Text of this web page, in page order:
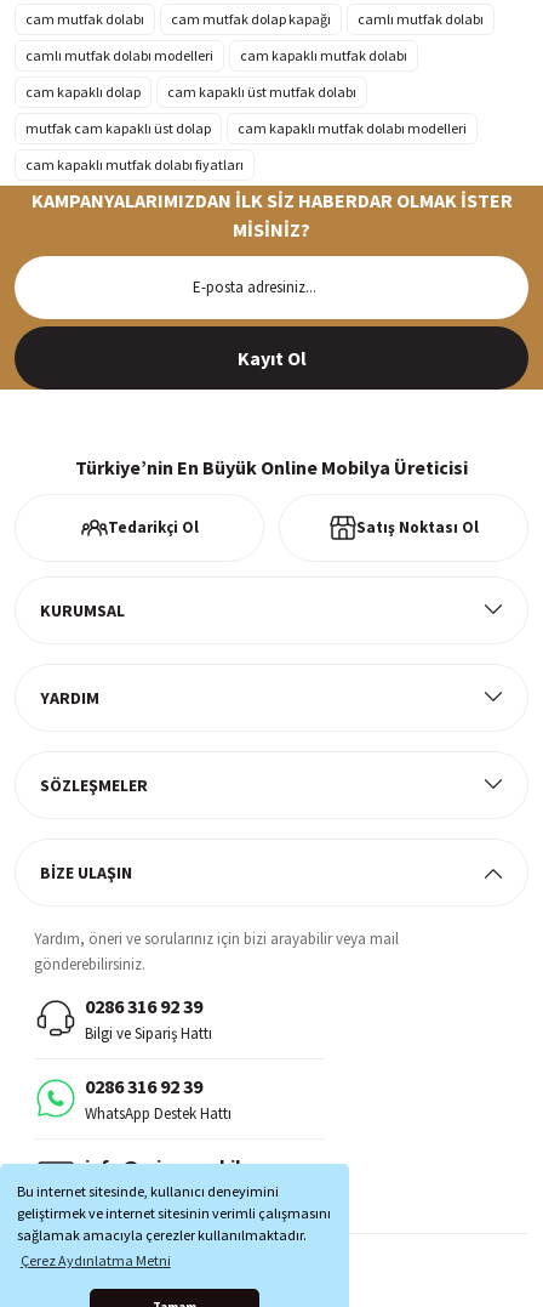
Bu internet sitesinde, kullanıcı deneyimini
geliştirmek ve internet sitesinin verimli çalışmasını
sağlamak amacıyla çerezler kullanılmaktadır.
Çerez Aydınlatma Metni
cam mutfak dolabı
cam mutfak dolap kapağı
camlı mutfak dolabı
camlı mutfak dolabı modelleri
cam kapaklı mutfak dolabı
cam kapaklı dolap
cam kapaklı üst mutfak dolabı
mutfak cam kapaklı üst dolap
cam kapaklı mutfak dolabı modelleri
cam kapaklı mutfak dolabı fiyatları
Siparişleriniz en kısa sürede hazırlanarak kargoya verilir
KAMPANYALARIMIZDAN İLK SİZ HABERDAR OLMAK İSTER
MİSİNİZ?
Kayıt Ol
Türkiye’nin En Büyük Online Mobilya Üreticisi
Tedarikçi Ol Satış Noktası Ol
KURUMSAL
YARDIM
SÖZLEŞMELER
BİZE ULAŞIN
Yardım, öneri ve sorularınız için bizi arayabilir veya mail
gönderebilirsiniz.
0286 316 92 39
Bilgi ve Sipariş Hattı
0286 316 92 39
WhatsApp Destek Hattı
info@minarmobilya.com
Mail Destek
BİZİ TAKİP EDİN:
MOBİL UYGULAMALAR: